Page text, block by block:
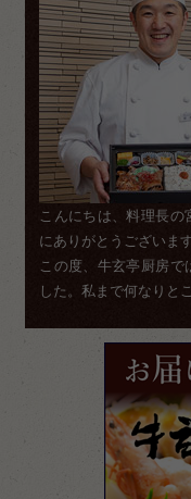
こんにちは、料理長
にありがとうございます
この度、牛玄亭厨房で
した。私まで何なりと